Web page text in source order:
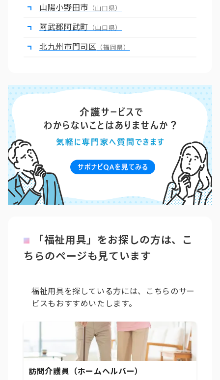
山陽小野田市 （山口県）
阿武郡阿武町 （山口県）
北九州市門司区 （福岡県）
「福祉用具」をお探しの方は、こ
ちらのページも見ています
福祉用具を探している方には、こちらのサー
ビスもおすすめいたします。
訪問介護員（ホームヘルパー）